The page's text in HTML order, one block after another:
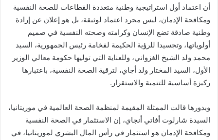
أن اعتماد أول استراتيجية وطنية متعددة القطاعات للصحة النفسية
ومكافحة الإدمان، ليس مجرد اعتماد لوثيقة، بل هو إعلان عن إرادة
وطنية صادقة تضع الإنسان وكرامته وصحته النفسية في صميم
أولوياتها، وتجسيدا للرؤية الحكيمة لفخامة رئيس الجمهورية، السيد
محمد ولد الشيخ الغزواني، وللعناية التي توليها حكومة معالي الوزير
الأول، السيد المختار ولد أجاي، لترقية الصحة النفسية، باعتبارها
ركيزة أساسية للتنمية والاستقرار.
وبدورها قالت الممثلة المقيمة لمنظمة الصحة العالمية في موريتانيا،
السيدة شارلوت أفاتي أنجاي، إن الاستثمار في الصحة النفسية
ومكافحة الإدمان هو استثمار في رأس المال البشري لموريتانيا، في